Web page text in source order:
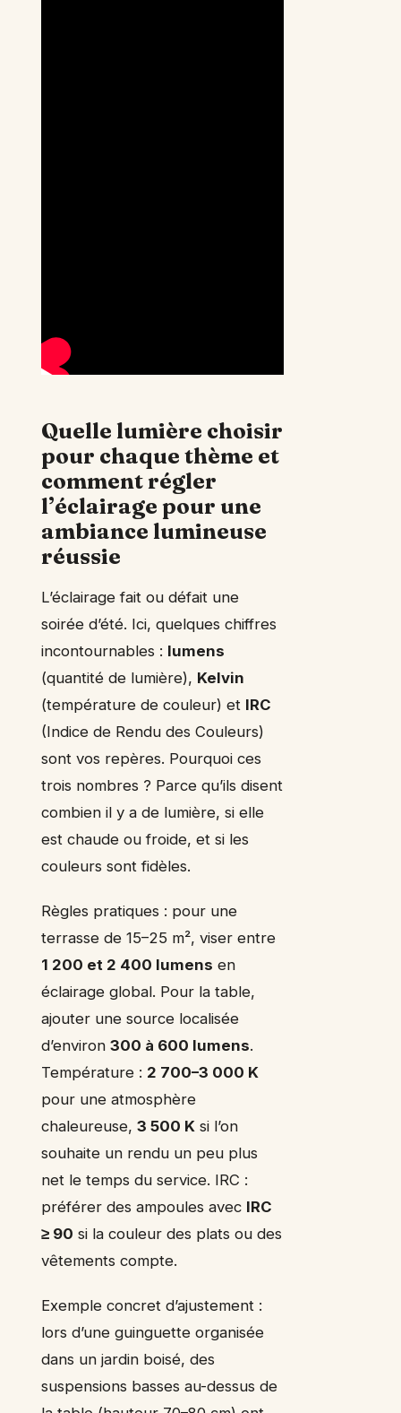
Quelle lumière choisir
pour chaque thème et
comment régler
l’éclairage pour une
ambiance lumineuse
réussie
L’éclairage fait ou défait une
soirée d’été. Ici, quelques chiffres
incontournables : lumens
(quantité de lumière), Kelvin
(température de couleur) et IRC
(Indice de Rendu des Couleurs)
sont vos repères. Pourquoi ces
trois nombres ? Parce qu’ils disent
combien il y a de lumière, si elle
est chaude ou froide, et si les
couleurs sont fidèles.
Règles pratiques : pour une
terrasse de 15–25 m², viser entre
1 200 et 2 400 lumens en
éclairage global. Pour la table,
ajouter une source localisée
d’environ 300 à 600 lumens.
Température : 2 700–3 000 K
pour une atmosphère
chaleureuse, 3 500 K si l’on
souhaite un rendu un peu plus
net le temps du service. IRC :
préférer des ampoules avec IRC
≥ 90 si la couleur des plats ou des
vêtements compte.
Exemple concret d’ajustement :
lors d’une guinguette organisée
dans un jardin boisé, des
suspensions basses au-dessus de